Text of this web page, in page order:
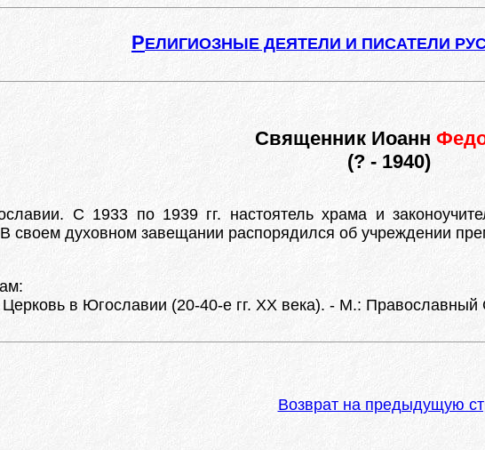
РЕЛИГИОЗНЫЕ ДЕЯТЕЛИ И ПИСАТЕЛИ
Священник Иоанн
(? - 1940)
С 1933 по 1939 гг. настоятель храма и
В своем духовном завещании распорядился об учреждении
в Югославии (20-40-е гг. XX века). - М.: Православный
Возврат на предыдущую